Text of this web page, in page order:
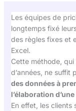
Les équipes de
longtemps fixé
des règles fixes et
Excel.
Cette méthode,
d’années, ne suffit
des données à
l’élaboration
En effet, les clients